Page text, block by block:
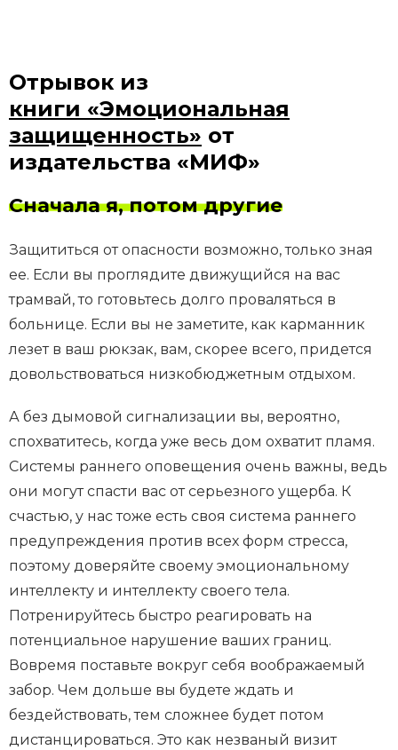
Отрывок из
книги «Эмоциональная
защищенность» от
издательства «МИФ»
Сначала я, потом другие
Защититься от опасности возможно, только зная
ее. Если вы проглядите движущийся на вас
трамвай, то готовьтесь долго проваляться в
больнице. Если вы не заметите, как карманник
лезет в ваш рюкзак, вам, скорее всего, придется
довольствоваться низкобюджетным отдыхом.
А без дымовой сигнализации вы, вероятно,
спохватитесь, когда уже весь дом охватит пламя.
Системы раннего оповещения очень важны, ведь
они могут спасти вас от серьезного ущерба. К
счастью, у нас тоже есть своя система раннего
предупреждения против всех форм стресса,
поэтому доверяйте своему эмоциональному
интеллекту и интеллекту своего тела.
Потренируйтесь быстро реагировать на
потенциальное нарушение ваших границ.
Вовремя поставьте вокруг себя воображаемый
забор. Чем дольше вы будете ждать и
бездействовать, тем сложнее будет потом
дистанцироваться. Это как незваный визит